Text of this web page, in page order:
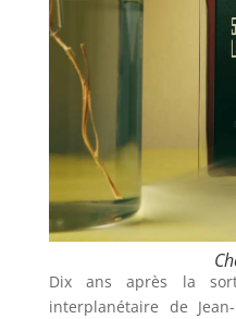
Dix ans après la
interplanétaire de